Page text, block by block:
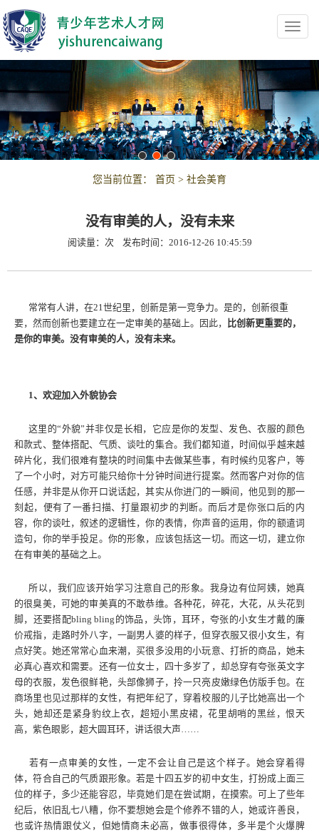
您当前位置： 首页 > 社会美育
没有审美的人，没有未来
阅读量： 次 发布时间：2016-12-26 10:45:59
常常有人讲，在21世纪里，创新是第一竞争力。是的，创新很重
要，然而创新也要建立在一定审美的基础上。因此，
比创新更重要的，
是你的审美。没有审美的人，没有未来。
1、欢迎加入外貌协会
这里的“外貌”并非仅是长相，它应是你的发型、发色、衣服的颜色
和款式、整体搭配、气质、谈吐的集合。我们都知道，时间似乎越来越
碎片化，我们很难有整块的时间集中去做某些事，有时候约见客户，等
了一个小时，对方可能只给你十分钟时间进行提案。然而客户对你的信
任感，并非是从你开口说话起，其实从你进门的一瞬间，他见到的那一
刻起，便有了一番扫描、打量跟初步的判断。而后才是你张口后的内
容，你的谈吐，叙述的逻辑性，你的表情，你声音的运用，你的额遣词
造句，你的举手投足。你的形象，应该包括这一切。而这一切，建立你
在有审美的基础之上。
所以，我们应该开始学习注意自己的形象。我身边有位阿姨，她真
的很臭美，可她的审美真的不敢恭维。各种花，碎花，大花，从头花到
脚，还要搭配bling bling的饰品，头饰，耳环，夸张的小女生才戴的廉
价戒指，走路时外八字，一副男人婆的样子，但穿衣服又很小女生，有
点好笑。她还常常心血来潮，买很多没用的小玩意、打折的商品，她未
必真心喜欢和需要。还有一位女士，四十多岁了，却总穿有夸张英文字
母的衣服，发色很鲜艳，头部像狮子，拎一只亮皮嫩绿色仿版手包。在
商场里也见过那样的女性，有把年纪了，穿着校服的儿子比她高出一个
头，她却还是紧身豹纹上衣，超短小黑皮裙，花里胡哨的黑丝，恨天
高，紫色眼影，超大圆耳环，讲话很大声……
若有一点审美的女性，一定不会让自己是这个样子。她会穿着得
体，符合自己的气质跟形象。若是十四五岁的初中女生，打扮成上面三
位的样子，多少还能容忍，毕竟她们是在尝试期，在摸索。可上了些年
纪后，依旧乱七八糟，你不要想她会是个修养不错的人，她或许善良，
也或许热情跟仗义，但她情商未必高，做事很得体，多半是个火爆脾